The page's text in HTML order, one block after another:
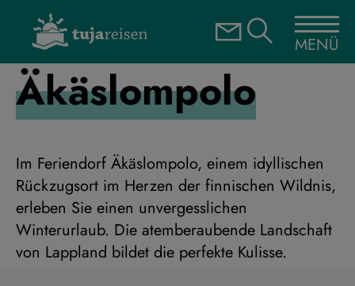
MENÜ
Äkäslompolo
Im Feriendorf Äkäslompolo, einem idyllischen
Rückzugsort im Herzen der finnischen Wildnis,
erleben Sie einen unvergesslichen
Winterurlaub. Die atemberaubende Landschaft
von Lappland bildet die perfekte Kulisse.